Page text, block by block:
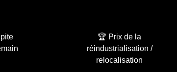
🏆 Prix de la
réindustrialisation /
relocalisation